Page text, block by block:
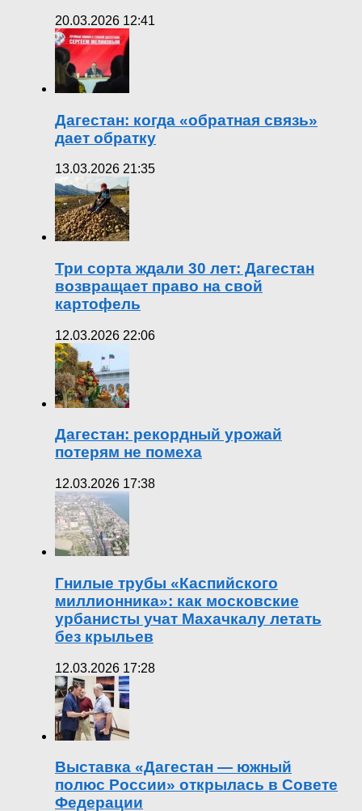
20.03.2026 12:41
Дагестан: когда «обратная связь»
дает обратку
13.03.2026 21:35
Три сорта ждали 30 лет: Дагестан
возвращает право на свой
картофель
12.03.2026 22:06
Дагестан: рекордный урожай
потерям не помеха
12.03.2026 17:38
Гнилые трубы «Каспийского
миллионника»: как московские
урбанисты учат Махачкалу летать
без крыльев
12.03.2026 17:28
Выставка «Дагестан — южный
полюс России» открылась в Совете
Федерации